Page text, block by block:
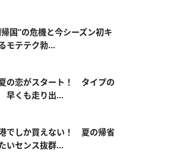
国”の危機と今シーズン初キ
モテテク勃...
の恋がスタート！ タイプの
くも走り出...
でしか買えない！ 夏の帰省
いセンス抜群...